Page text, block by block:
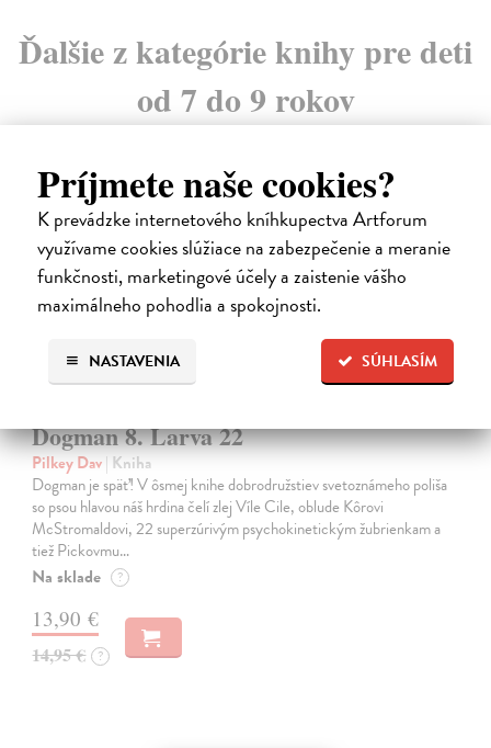
Príjmete naše cookies?
K prevádzke internetového kníhkupectva Artforum
využívame cookies slúžiace na zabezpečenie a meranie
funkčnosti, marketingové účely a zaistenie vášho
maximálneho pohodlia a spokojnosti.
SÚHLASÍM
NASTAVENIA
Ďalšie z kategórie knihy pre deti
od 7 do 9 rokov
Dogman 8. Larva 22
Pilkey Dav | Kniha
Dogman je späť! V ôsmej knihe dobrodružstiev svetoznámeho poliša
so psou hlavou náš hrdina čelí zlej Víle Cile, oblude Kôrovi
McStromaldovi, 22 superzúrivým psychokinetickým žubrienkam a
tiež Pickovmu…
Na sklade ?
13,90 €
14,95 € ?